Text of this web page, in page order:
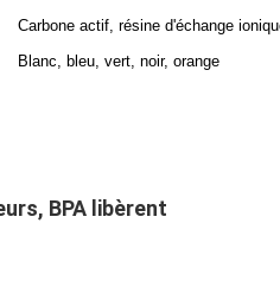
Carbone actif, résine d'échange
Blanc, bleu, vert, noir, orange
BPA libèrent